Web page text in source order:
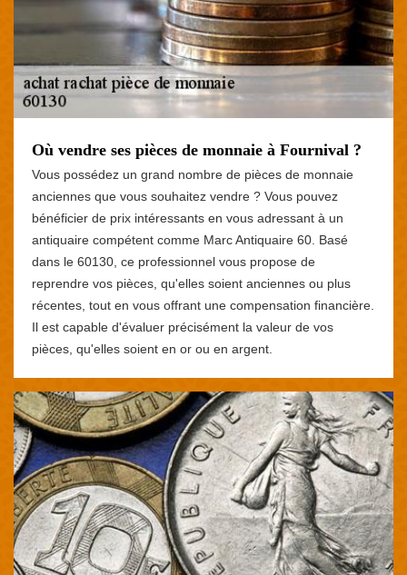
Où vendre ses pièces de monnaie à Fournival ?
Vous possédez un grand nombre de pièces de monnaie
anciennes que vous souhaitez vendre ? Vous pouvez
bénéficier de prix intéressants en vous adressant à un
antiquaire compétent comme Marc Antiquaire 60. Basé
dans le 60130, ce professionnel vous propose de
reprendre vos pièces, qu'elles soient anciennes ou plus
récentes, tout en vous offrant une compensation financière.
Il est capable d'évaluer précisément la valeur de vos
pièces, qu'elles soient en or ou en argent.